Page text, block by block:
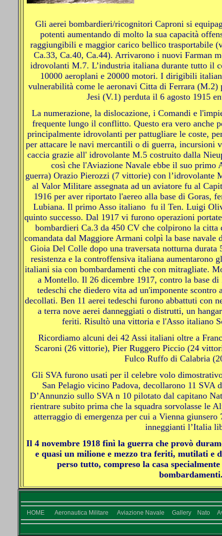
Gli aerei bombardieri/ricognitori Caproni si
potenti aumentando di molto la sua capacità
raggiungibili e maggior carico bellico trasportabile
Ca.33, Ca.40, Ca.44). Arrivarono i nuovi Farman
idrovolanti M.7. L’industria italiana durante tutto il
10000 aeroplani e 20000 motori. I dirigibili
vulnerabilità come le aeronavi Citta di Ferrara
Jesi (V.1) perduta il 6 agosto 1915
La numerazione, la dislocazione, i Comandi e
frequente lungo il conflitto. Questo era vero anche
principalmente idrovolanti per pattugliare le coste,
per attacare le navi mercantili o di guerra, incursioni
caccia grazie all' idrovolante M.5 costruito dalla
così che l'Aviazione Navale ebbe il suo primo
guerra) Orazio Pierozzi (7 vittorie) con l’idrovolante
al Valor Militare assegnata ad un aviatore fu al
1916 per aver riportato l'aereo alla base di Goras,
Lubiana. Il primo Asso italiano fu il Ten. Luigi
quinto successo. Dal 1917 vi furono operazioni
bombardieri Ca.3 da 450 CV che colpirono la citta
comandata dal Maggiore Armani colpì la base navale
Gioia Del Colle dopo una traversata notturna
resistenza e la controffensiva italiana aumentarono
italiani sia con bombardamenti che con mitragliate.
a Montello. Il 26 dicembre 1917, contro la base
tedeschi che diedero vita ad un'imponente
decollati. Ben 11 aerei tedeschi furono abbattuti con
a terra nove aerei danneggiati o distrutti, un
feriti. Risultò una vittoria e l'Asso italiano
Ricordiamo alcuni dei 42 Assi italiani oltre a
Scaroni (26 vittorie), Pier Ruggero Piccio (24
Fulco Ruffo di Calabria
Gli SVA furono usati per il celebre volo
San Pelagio vicino Padova, decollarono 11 SVA
D’Annunzio sullo SVA n 10 pilotato dal capitano
rientrare subito prima che la squadra sorvolasse le
atterraggio di emergenza per cui a Vienna
inneggianti l’Italia
Il 4 novembre 1918 finì la guerra che provò
e quasi un milione e mezzo tra feriti, mutilati e
perso tutto, compreso la casa
HOME Aeronautica Militare Aviazione Navale Gallery Nato